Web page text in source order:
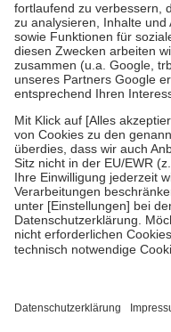
Diese Regeln gelten
Bei Heilmitteln und
Zuzahlung zehn Prozent
Verordnung.
Um das Engagement der
stärken und die besondere
fallenkeine Zuzahlungenan
• Kindern und
mit Ausnahme der
• Untersuchungen zur
GKV getragen werden
• empfohlenen
• Harn- und Blutteststreifen
getroffen, um